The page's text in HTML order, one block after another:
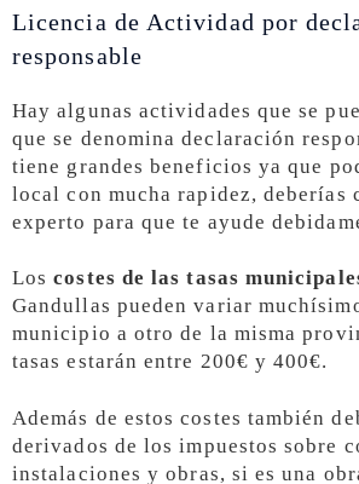
Licencia de Actividad por
responsable
Hay algunas actividades que se
que se denomina declaración
tiene grandes beneficios ya que
local con mucha rapidez, deberías
experto para que te ayude
Loscostes de las tasas
Gandullas pueden variar
municipio a otro de la misma
tasas estarán entre 200€ y 400€.
Además de estos costes también
derivados de los impuestos sobre
instalaciones y obras, si es una